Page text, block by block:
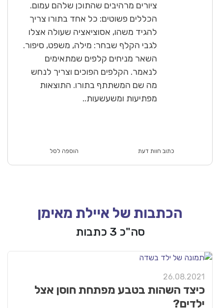
ציורים מרהיבים שהתוכן שלהם עמום.
הכללים פשוטים: כל אחד בתורו צריך
להגיד משהו, אסוציאציה שעולה אצלו
לגבי הקלף שבחר: מילה, משפט, סיפור.
השאר מניחים קלפים שמתאימים
לנאמר. הקלפים הפוכים וצריך לנחש
מה שם המשתתף בתורו. התוצאות
מפתיעות ומשעשעות..
כתוב חוות דעת הוספה לסל
הכתבות של איילת מאימן
סה"כ 3 כתבות
26.08.2021
כיצד השהות בטבע מפתחת חוסן אצל
ילדים?